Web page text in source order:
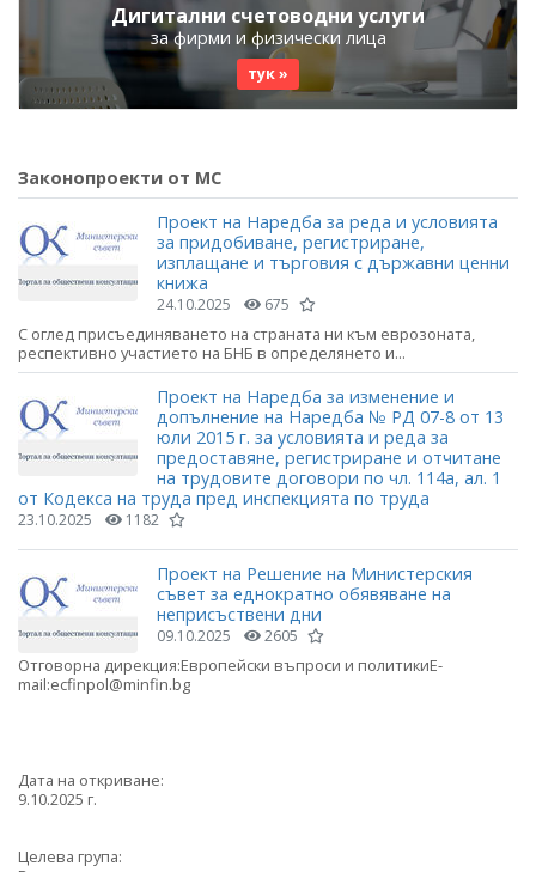
Дигитални счетоводни услуги
за фирми и физически лица
тук »
Законопроекти от МС
Проект на Наредба за реда и условията
за придобиване, регистриране,
изплащане и търговия с държавни ценни
книжа
24.10.2025 675
С оглед присъединяването на страната ни към еврозоната,
респективно участието на БНБ в определянето и...
Проект на Наредба за изменение и
допълнение на Наредба № РД 07-8 от 13
юли 2015 г. за условията и реда за
предоставяне, регистриране и отчитане
на трудовите договори по чл. 114а, ал. 1
от Кодекса на труда пред инспекцията по труда
23.10.2025 1182
Проект на Решение на Министерския
съвет за еднократно обявяване на
неприсъствени дни
09.10.2025 2605
Отговорна дирекция:Европейски въпроси и политикиE-
mail:ecfinpol@minfin.bg
Дата на откриване:
9.10.2025 г.
Целева група: